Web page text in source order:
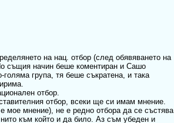
на нац. отбор (след обявяването на
същия начин беше коментиран и Сашо
група, тя беше съкратена, и така
отбор.
отбор, всеки ще си имам мнение.
мое мнение), не е редно отбора да се състява
към който и да било. Аз съм убеден и